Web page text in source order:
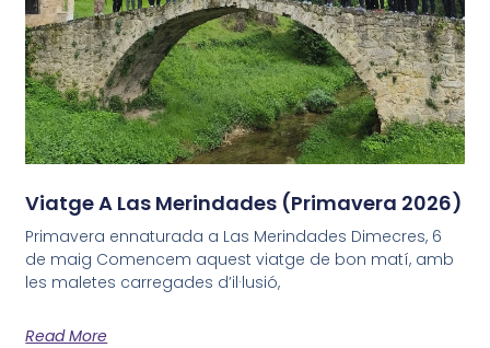
Viatge A Las Merindades (Primavera 2026)
Primavera ennaturada a Las Merindades Dimecres, 6
de maig Comencem aquest viatge de bon matí, amb
les maletes carregades d’il·lusió,
Read More